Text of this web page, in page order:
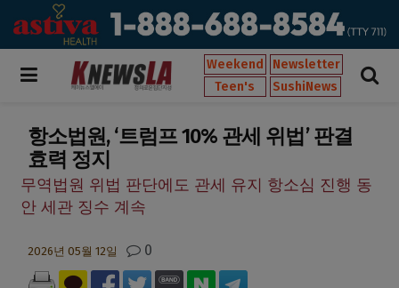
Weekend
Newsletter
Teen's
SushiNews
항소법원, ‘트럼프 10% 관세 위법’ 판결
효력 정지
무역법원 위법 판단에도 관세 유지 항소심 진행 동
안 세관 징수 계속
2026년 05월 12일 0